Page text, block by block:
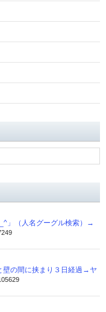
」（人名グーグル検索）→
壁の間に挟まり３日経過→ヤ